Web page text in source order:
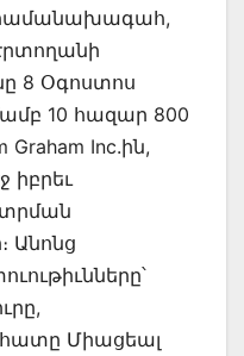
համանախագահ,
8 Օգոստոս
10 հազար 800
Inc.ին,
իբրեւ
Անոնց
Միացեալ